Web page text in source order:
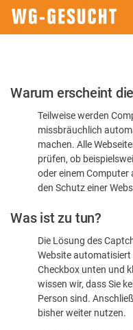
Bitte
dass
sind
Warum erscheint
Teilweise werden
missbräuchlich
machen. Alle
prüfen, ob
oder einem
den Schutz einer
Was ist zu tun?
Die Lösung des
Website
Checkbox unten und
wissen wir, dass Sie
Person sind.
bisher weiter nutzen.